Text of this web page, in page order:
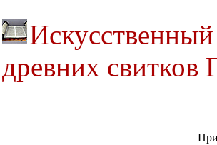
древних свитков
При